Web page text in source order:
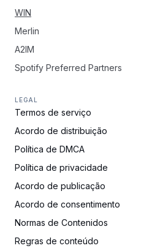
WIN
Merlin
A2IM
Spotify Preferred Partners
LEGAL
Termos de serviço
Acordo de distribuição
Política de DMCA
Política de privacidade
Acordo de publicação
Acordo de consentimento
Normas de Contenidos
Regras de conteúdo